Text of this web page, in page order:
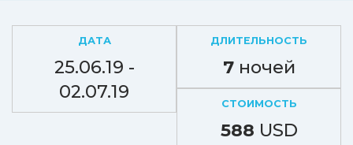
ДАТА
25.06.19 -
02.07.19
ДЛИТЕЛЬНОСТЬ
7ночей
СТОИМОСТЬ
588 USD